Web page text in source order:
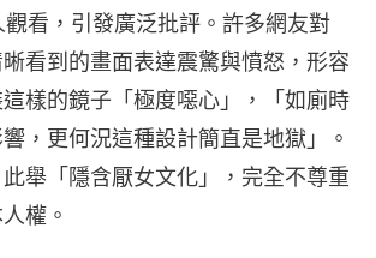
觀看，引發廣泛批評。許多網友對
晰看到的畫面表達震驚與憤怒，形容
樣的鏡子「極度噁心」，「如廁時
，更何況這種設計簡直是地獄」。
舉「隱含厭女文化」，完全不尊重
權。